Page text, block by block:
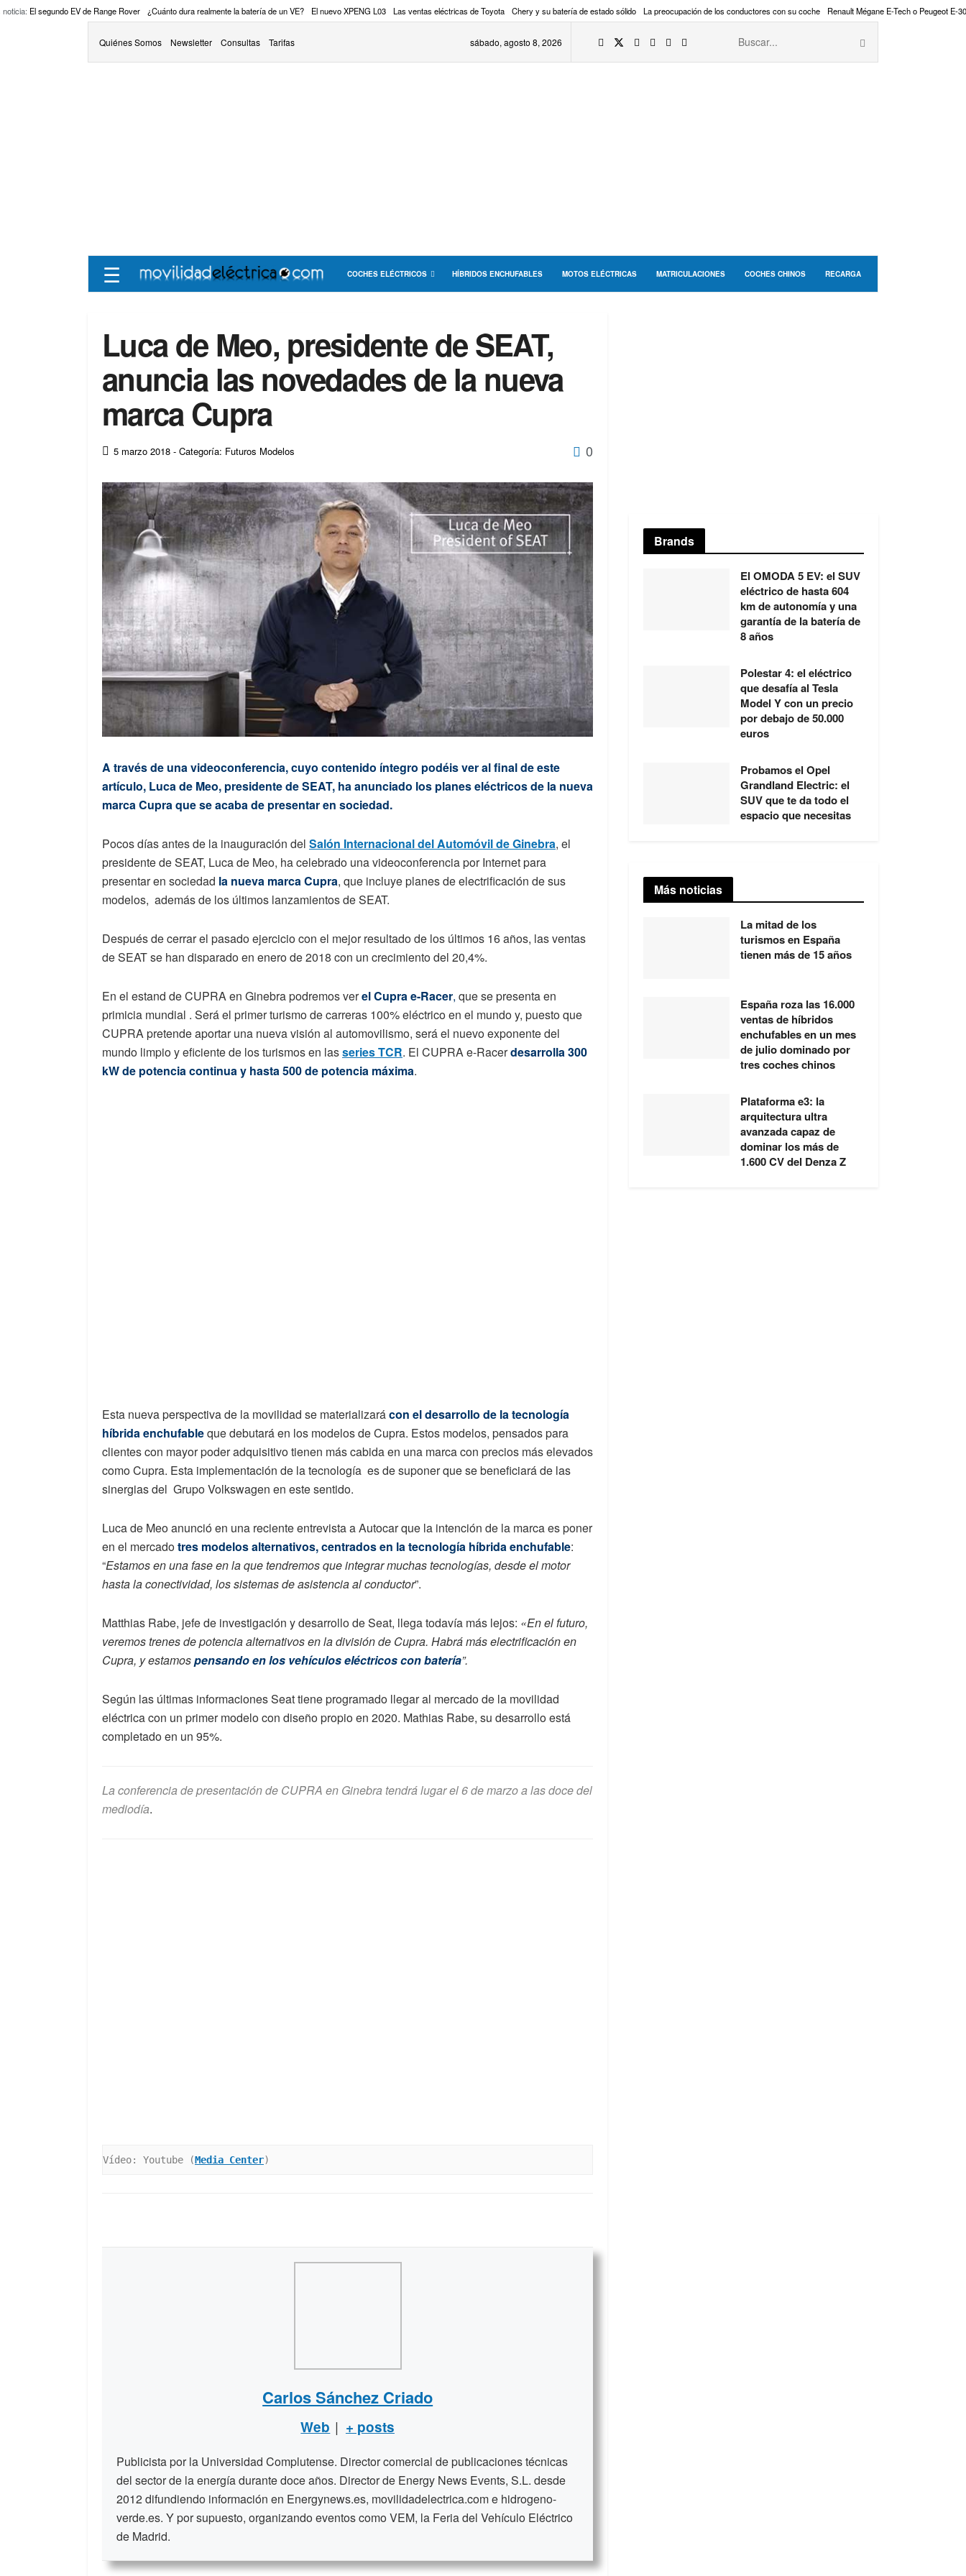
noticia: El segundo EV de Range Rover ¿Cuánto dura realmente la batería de un VE? El nuevo XPENG L03 Las ventas eléctricas de Toyota Chery y su batería de estado sólido La preocupación de los conductores con su coche Renault Mégane E-Tech o Peugeot E-
Quiénes Somos Newsletter Consultas Tarifas sábado, agosto 8, 2026
☰ COCHES ELÉCTRICOS HÍBRIDOS ENCHUFABLES MOTOS ELÉCTRICAS MATRICULACIONES COCHES CHINOS RECARGA
Luca de Meo, presidente de SEAT,
anuncia las novedades de la nueva
marca Cupra
5 marzo 2018 - Categoría: Futuros Modelos 0
A través de una videoconferencia, cuyo contenido íntegro podéis ver al final de este
artículo, Luca de Meo, presidente de SEAT, ha anunciado los planes eléctricos de la nueva
marca Cupra que se acaba de presentar en sociedad.
Pocos días antes de la inauguración del Salón Internacional del Automóvil de Ginebra, el
presidente de SEAT, Luca de Meo, ha celebrado una videoconferencia por Internet para
presentar en sociedad la nueva marca Cupra, que incluye planes de electrificación de sus
modelos, además de los últimos lanzamientos de SEAT.
Después de cerrar el pasado ejercicio con el mejor resultado de los últimos 16 años, las ventas
de SEAT se han disparado en enero de 2018 con un crecimiento del 20,4%.
En el estand de CUPRA en Ginebra podremos verel Cupra e-Racer, que se presenta en
primicia mundial . Será el primer turismo de carreras 100% eléctrico en el mundo y, puesto que
CUPRA pretende aportar una nueva visión al automovilismo, será el nuevo exponente del
mundo limpio y eficiente de los turismos en lasseries TCR. El CUPRA e-Racerdesarrolla 300
kW de potencia continua y hasta 500 de potencia máxima.
Esta nueva perspectiva de la movilidad se materializarácon el desarrollo de la tecnología
híbrida enchufableque debutará en los modelos de Cupra. Estos modelos, pensados para
clientes con mayor poder adquisitivo tienen más cabida en una marca con precios más elevados
como Cupra. Esta implementación de la tecnología es de suponer que se beneficiará de las
sinergias del Grupo Volkswagen en este sentido.
Luca de Meo anunció en una reciente entrevista a Autocar que la intención de la marca es poner
en el mercadotres modelos alternativos, centrados en la tecnología híbrida enchufable:
“Estamos en una fase en la que tendremos que integrar muchas tecnologías, desde el motor
hasta la conectividad, los sistemas de asistencia al conductor”.
Matthias Rabe, jefe de investigación y desarrollo de Seat, llega todavía más lejos: «En el futuro,
veremos trenes de potencia alternativos en la división de Cupra. Habrá más electrificación en
Cupra, y estamospensando en los vehículos eléctricos con batería”.
Según las últimas informaciones Seat tiene programado llegar al mercado de la movilidad
eléctrica con un primer modelo con diseño propio en 2020. Mathias Rabe, su desarrollo está
completado en un 95%.
La conferencia de presentación de CUPRA en Ginebra tendrá lugar el 6 de marzo a las doce del
mediodía.
Vídeo: Youtube (Media Center)
Carlos Sánchez Criado
Web | + posts
Publicista por la Universidad Complutense. Director comercial de publicaciones técnicas
del sector de la energía durante doce años. Director de Energy News Events, S.L. desde
2012 difundiendo información en Energynews.es, movilidadelectrica.com e hidrogeno-
verde.es. Y por supuesto, organizando eventos como VEM, la Feria del Vehículo Eléctrico
de Madrid.
Brands
El OMODA 5 EV: el SUV
eléctrico de hasta 604
km de autonomía y una
garantía de la batería de
8 años
Polestar 4: el eléctrico
que desafía al Tesla
Model Y con un precio
por debajo de 50.000
euros
Probamos el Opel
Grandland Electric: el
SUV que te da todo el
espacio que necesitas
Más noticias
La mitad de los
turismos en España
tienen más de 15 años
España roza las 16.000
ventas de híbridos
enchufables en un mes
de julio dominado por
tres coches chinos
Plataforma e3: la
arquitectura ultra
avanzada capaz de
dominar los más de
1.600 CV del Denza Z